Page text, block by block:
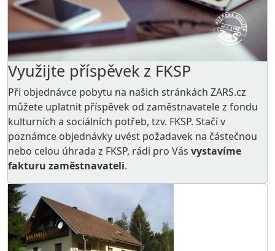
Využijte příspěvek z FKSP
Při objednávce pobytu na našich stránkách ZARS.cz
můžete uplatnit příspěvek od zaměstnavatele z fondu
kulturních a sociálních potřeb, tzv. FKSP. Stačí v
poznámce objednávky uvést požadavek na částečnou
nebo celou úhrada z FKSP, rádi pro Vás vystavíme
fakturu zaměstnavateli.